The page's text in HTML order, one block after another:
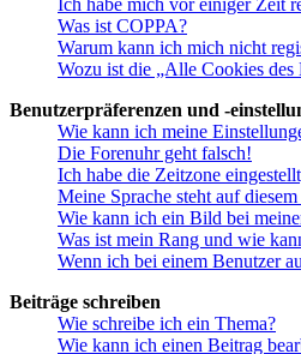
Was ist COPPA?
Warum kann ich mich nicht
Wozu ist die „Alle Cookies des
Benutzerpräferenzen und -
Wie kann ich meine
Die Forenuhr geht falsch!
Ich habe die Zeitzone
Meine Sprache steht auf
Wie kann ich ein Bild bei
Was ist mein Rang und wie
Wenn ich bei einem Benutzer
Beiträge schreiben
Wie schreibe ich ein Thema?
Wie kann ich einen Beitrag